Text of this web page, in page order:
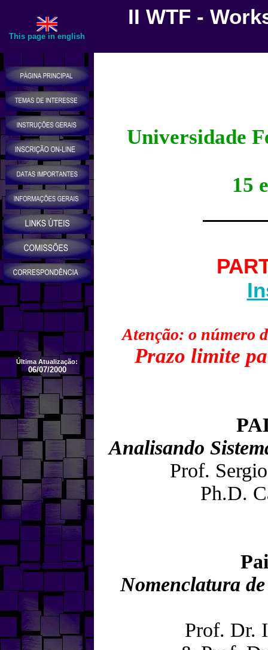
This page in english
II WTF -
Última Atualização:
06/07/2000
Universidade
15
Atenção: o número
Prazo limite
Analisando
Prof.
Ph.D.
Nomenclatura
Prof. Dr.